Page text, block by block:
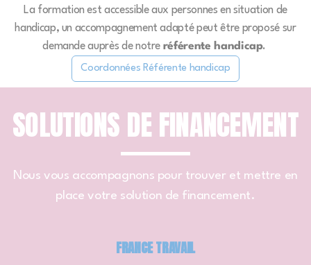
La formation est accessible aux personnes en situation de
handicap, un accompagnement adapté peut être proposé sur
demande auprès de notre référente handicap.
Coordonnées Référente handicap
SOLUTIONS DE FINANCEMENT
Nous vous accompagnons pour trouver et mettre en
place votre solution de financement.
FRANCE TRAVAIL